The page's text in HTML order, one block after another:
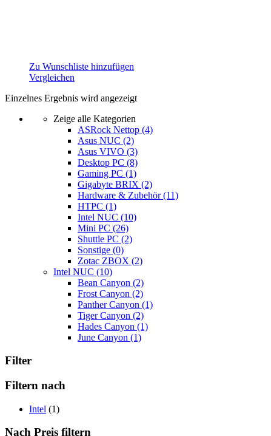
Zu Wunschliste hinzufügen
Vergleichen
Einzelnes Ergebnis wird angezeigt
Zeige alle Kategorien
ASRock Nettop (4)
Asus NUC (2)
Asus VIVO (3)
Desktop PC (8)
Gaming PC (1)
Gigabyte BRIX (2)
Hardware & Zubehör(11)
HTPC (1)
Intel NUC (10)
Mini PC (26)
Shuttle PC (2)
Sonstige (0)
Zotac ZBOX (2)
Intel NUC (10)
Bean Canyon (2)
Frost Canyon (2)
Panther Canyon (1)
Tiger Canyon (2)
Hades Canyon (1)
June Canyon (1)
Filter
Filtern nach
Intel (1)
Nach Preis filtern